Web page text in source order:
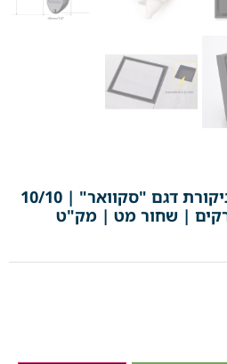
תעלה נסתרת לניקוז / ביקורת דגם "סקוואר" | 10/10
| שחור מט | מק"ט